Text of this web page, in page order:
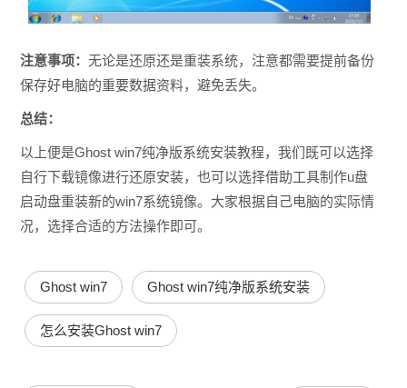
注意事项： 无论是还原还是重装系统，注意都需要提前备份
保存好电脑的重要数据资料，避免丢失。
总结：
以上便是Ghost win7纯净版系统安装教程，我们既可以选择
自行下载镜像进行还原安装，也可以选择借助工具制作u盘
启动盘重装新的win7系统镜像。大家根据自己电脑的实际情
况，选择合适的方法操作即可。
Ghost win7 Ghost win7纯净版系统安装
怎么安装Ghost win7